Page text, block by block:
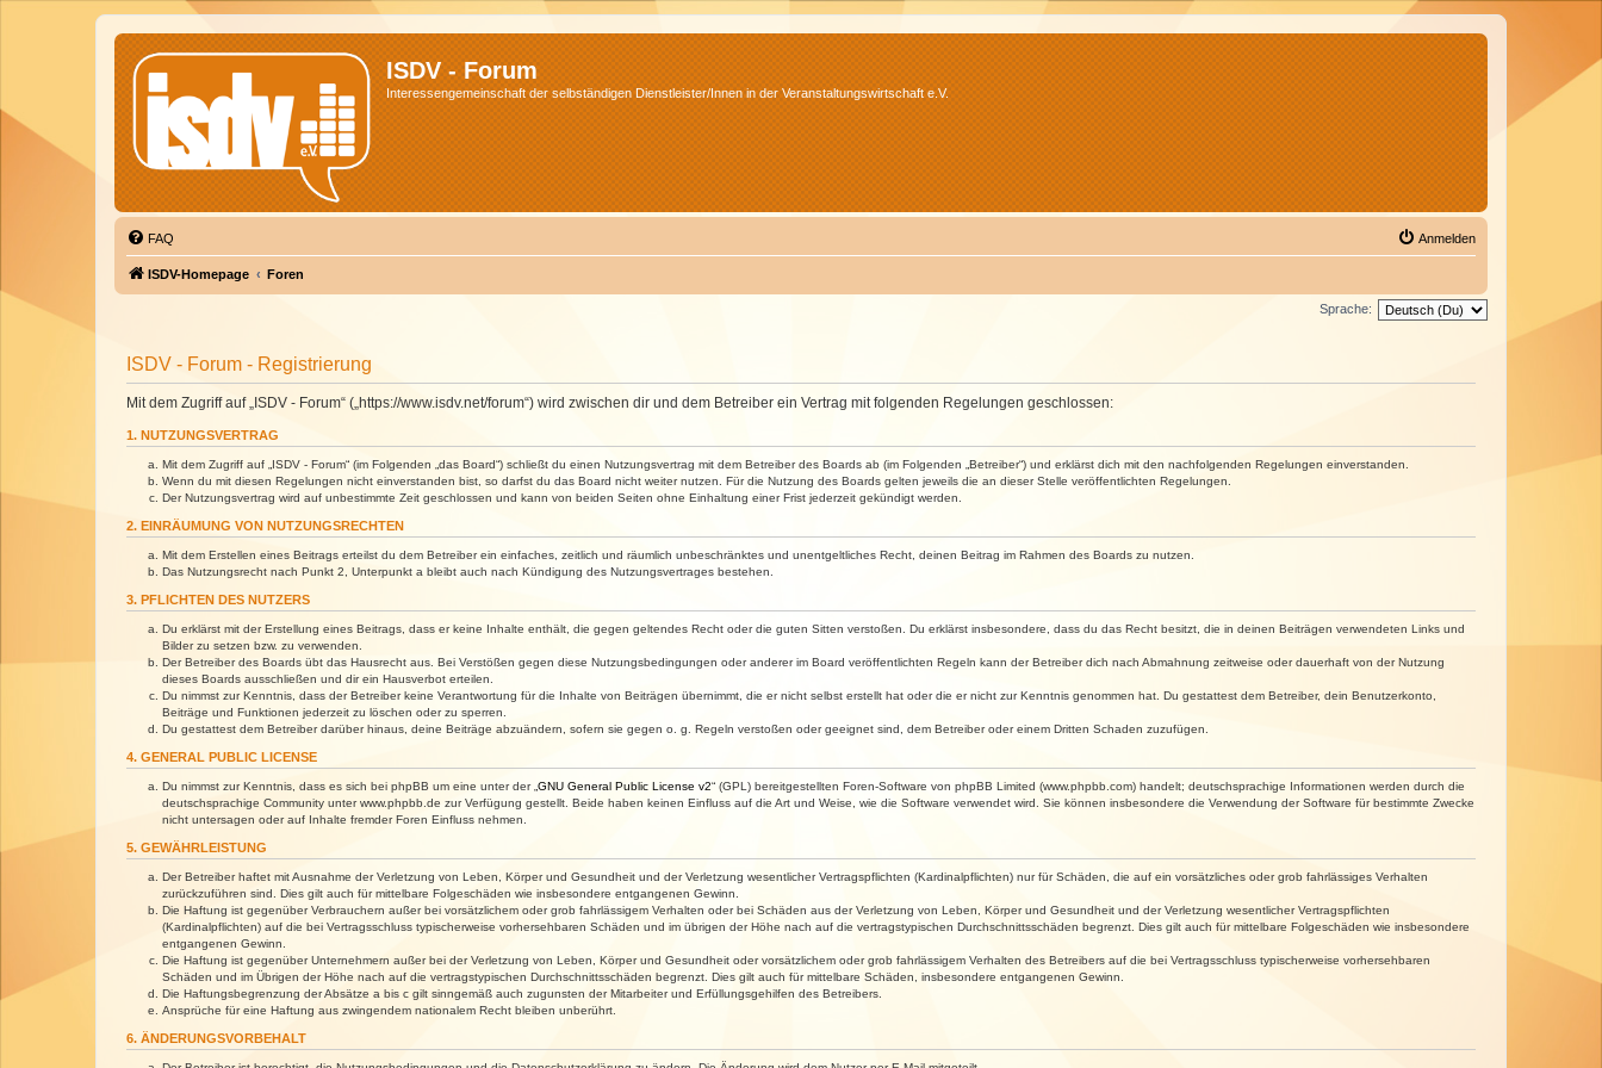
ISDV - Forum
Interessengemeinschaft der selbständigen Dienstleister/Innen in der Veranstaltungswirtschaft e.V.
FAQ Anmelden
ISDV-Homepage Foren
Sprache:
ISDV - Forum - Registrierung
Mit dem Zugriff auf „ISDV - Forum“ („https://www.isdv.net/forum“) wird zwischen dir und dem Betreiber ein Vertrag mit folgenden Regelungen geschlossen:
1. NUTZUNGSVERTRAG
Mit dem Zugriff auf „ISDV - Forum“ (im Folgenden „das Board“) schließt du einen Nutzungsvertrag mit dem Betreiber des Boards ab (im Folgenden „Betreiber“) und erklärst dich mit den nachfolgenden Regelungen einverstanden.
Wenn du mit diesen Regelungen nicht einverstanden bist, so darfst du das Board nicht weiter nutzen. Für die Nutzung des Boards gelten jeweils die an dieser Stelle veröffentlichten Regelungen.
Der Nutzungsvertrag wird auf unbestimmte Zeit geschlossen und kann von beiden Seiten ohne Einhaltung einer Frist jederzeit gekündigt werden.
2. EINRÄUMUNG VON NUTZUNGSRECHTEN
Mit dem Erstellen eines Beitrags erteilst du dem Betreiber ein einfaches, zeitlich und räumlich unbeschränktes und unentgeltliches Recht, deinen Beitrag im Rahmen des Boards zu nutzen.
Das Nutzungsrecht nach Punkt 2, Unterpunkt a bleibt auch nach Kündigung des Nutzungsvertrages bestehen.
3. PFLICHTEN DES NUTZERS
Du erklärst mit der Erstellung eines Beitrags, dass er keine Inhalte enthält, die gegen geltendes Recht oder die guten Sitten verstoßen. Du erklärst insbesondere, dass du das Recht besitzt, die in deinen Beiträgen verwendeten Links und
Bilder zu setzen bzw. zu verwenden.
Der Betreiber des Boards übt das Hausrecht aus. Bei Verstößen gegen diese Nutzungsbedingungen oder anderer im Board veröffentlichten Regeln kann der Betreiber dich nach Abmahnung zeitweise oder dauerhaft von der Nutzung
dieses Boards ausschließen und dir ein Hausverbot erteilen.
Du nimmst zur Kenntnis, dass der Betreiber keine Verantwortung für die Inhalte von Beiträgen übernimmt, die er nicht selbst erstellt hat oder die er nicht zur Kenntnis genommen hat. Du gestattest dem Betreiber, dein Benutzerkonto,
Beiträge und Funktionen jederzeit zu löschen oder zu sperren.
Du gestattest dem Betreiber darüber hinaus, deine Beiträge abzuändern, sofern sie gegen o. g. Regeln verstoßen oder geeignet sind, dem Betreiber oder einem Dritten Schaden zuzufügen.
4. GENERAL PUBLIC LICENSE
Du nimmst zur Kenntnis, dass es sich bei phpBB um eine unter der „ GNU General Public License v2“ (GPL) bereitgestellten Foren-Software von phpBB Limited (www.phpbb.com) handelt; deutschsprachige Informationen werden durch die
deutschsprachige Community unter www.phpbb.de zur Verfügung gestellt. Beide haben keinen Einfluss auf die Art und Weise, wie die Software verwendet wird. Sie können insbesondere die Verwendung der Software für bestimmte Zwecke
nicht untersagen oder auf Inhalte fremder Foren Einfluss nehmen.
5. GEWÄHRLEISTUNG
Der Betreiber haftet mit Ausnahme der Verletzung von Leben, Körper und Gesundheit und der Verletzung wesentlicher Vertragspflichten (Kardinalpflichten) nur für Schäden, die auf ein vorsätzliches oder grob fahrlässiges Verhalten
zurückzuführen sind. Dies gilt auch für mittelbare Folgeschäden wie insbesondere entgangenen Gewinn.
Die Haftung ist gegenüber Verbrauchern außer bei vorsätzlichem oder grob fahrlässigem Verhalten oder bei Schäden aus der Verletzung von Leben, Körper und Gesundheit und der Verletzung wesentlicher Vertragspflichten
(Kardinalpflichten) auf die bei Vertragsschluss typischerweise vorhersehbaren Schäden und im übrigen der Höhe nach auf die vertragstypischen Durchschnittsschäden begrenzt. Dies gilt auch für mittelbare Folgeschäden wie insbesondere
entgangenen Gewinn.
Die Haftung ist gegenüber Unternehmern außer bei der Verletzung von Leben, Körper und Gesundheit oder vorsätzlichem oder grob fahrlässigem Verhalten des Betreibers auf die bei Vertragsschluss typischerweise vorhersehbaren
Schäden und im Übrigen der Höhe nach auf die vertragstypischen Durchschnittsschäden begrenzt. Dies gilt auch für mittelbare Schäden, insbesondere entgangenen Gewinn.
Die Haftungsbegrenzung der Absätze a bis c gilt sinngemäß auch zugunsten der Mitarbeiter und Erfüllungsgehilfen des Betreibers.
Ansprüche für eine Haftung aus zwingendem nationalem Recht bleiben unberührt.
6. ÄNDERUNGSVORBEHALT